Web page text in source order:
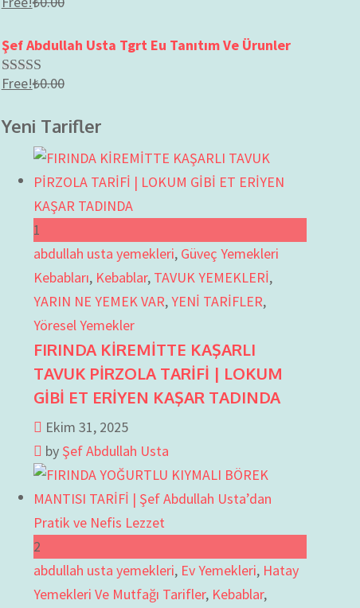
Rated
5
Şef Abdullah Usta Tgrt Eu Tanıtım Ve Ürunler
Rated
5
Free!₺0.00
Yeni Tarifler
1
abdullah usta yemekleri, Güveç Yemekleri
Kebabları, Kebablar, TAVUK YEMEKLERİ,
YARIN NE YEMEK VAR,YENİ TARİFLER,
Yöresel Yemekler
FIRINDA KİREMİTTE KAŞARLI
TAVUK PİRZOLA TARİFİ | LOKUM
GİBİ ET ERİYEN KAŞAR TADINDA
Ekim 31, 2025
by Şef Abdullah Usta
2
abdullah usta yemekleri, Ev Yemekleri, Hatay
Yemekleri Ve Mutfağı Tarifler, Kebablar,